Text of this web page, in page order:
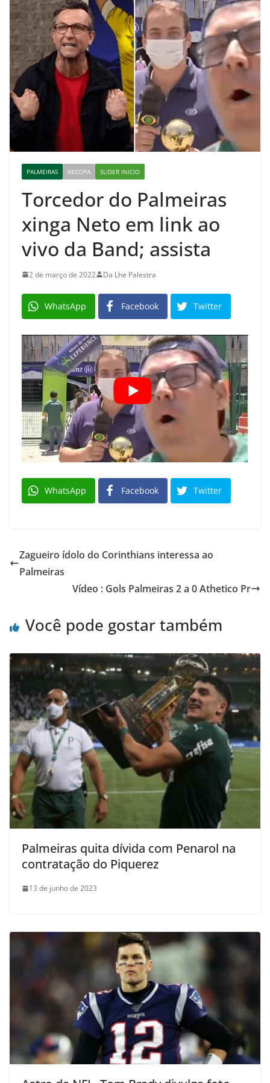
PALMEIRAS RECOPA SLIDER INICIO
Torcedor do Palmeiras
xinga Neto em link ao
vivo da Band; assista
2 de março de 2022 Da Lhe Palestra
WhatsApp Facebook Twitter
WhatsApp Facebook Twitter
Zagueiro ídolo do Corinthians interessa ao
Palmeiras
Vídeo : Gols Palmeiras 2 a 0 Athetico Pr
Você pode gostar também
Palmeiras quita dívida com Penarol na
contratação do Piquerez
13 de junho de 2023